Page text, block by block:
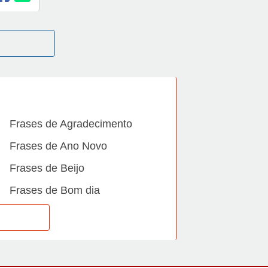
Frases de Agradecimento
Frases de Ano Novo
Frases de Beijo
Frases de Bom dia
Frases de Dia Internacional